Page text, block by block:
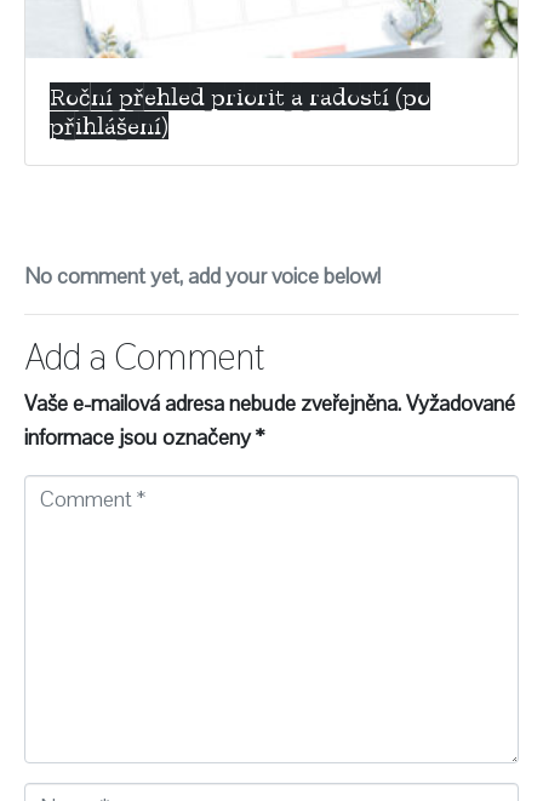
Roční přehled priorit a radostí (po
přihlášení)
No comment yet, add your voice below!
Add a Comment
Vaše e-mailová adresa nebude zveřejněna.Vyžadované
informace jsou označeny*